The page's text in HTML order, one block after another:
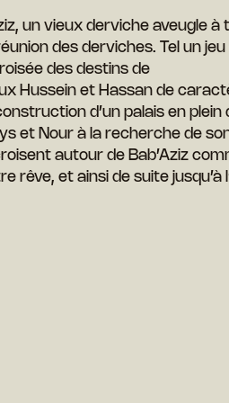
un vieux derviche aveugle à
des derviches. Tel un jeu
des destins de
Hussein et Hassan de
d’un palais en plein
et Nour à la recherche de
autour de Bab’Aziz
rêve, et ainsi de suite jusqu’à